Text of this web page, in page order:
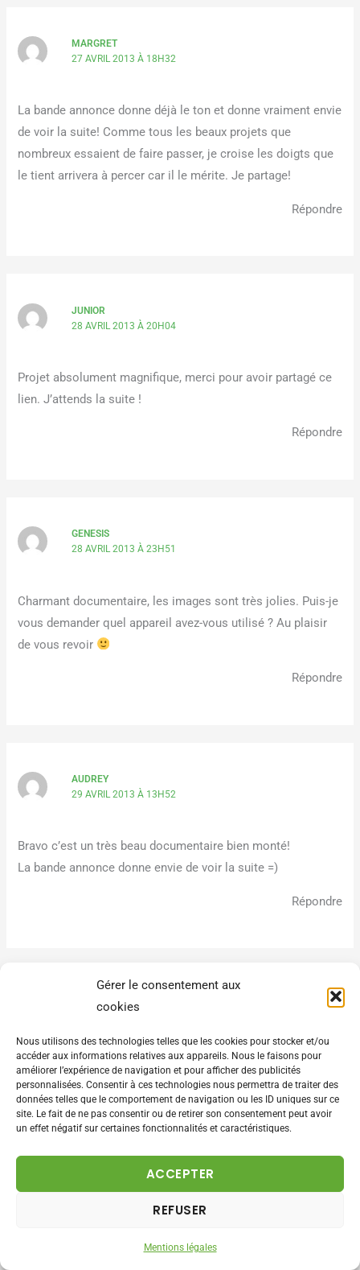
Gérer le consentement aux
cookies
Nous utilisons des technologies telles que les cookies pour stocker et/ou
accéder aux informations relatives aux appareils. Nous le faisons pour
améliorer l’expérience de navigation et pour afficher des publicités
personnalisées. Consentir à ces technologies nous permettra de traiter des
données telles que le comportement de navigation ou les ID uniques sur ce
site. Le fait de ne pas consentir ou de retirer son consentement peut avoir
un effet négatif sur certaines fonctionnalités et caractéristiques.
ACCEPTER
REFUSER
Mentions légales
MARGRET
27 AVRIL 2013 À 18H32
La bande annonce donne déjà le ton et donne vraiment envie
de voir la suite! Comme tous les beaux projets que
nombreux essaient de faire passer, je croise les doigts que
le tient arrivera à percer car il le mérite. Je partage!
Répondre
JUNIOR
28 AVRIL 2013 À 20H04
Projet absolument magnifique, merci pour avoir partagé ce
lien. J’attends la suite !
Répondre
GENESIS
28 AVRIL 2013 À 23H51
Charmant documentaire, les images sont très jolies. Puis-je
vous demander quel appareil avez-vous utilisé ? Au plaisir
de vous revoir
Répondre
AUDREY
29 AVRIL 2013 À 13H52
Bravo c’est un très beau documentaire bien monté!
La bande annonce donne envie de voir la suite =)
Répondre
Félicitations ! Très belles images, c’est à couper le souffle!
Je sais déjà quoi offrir à mon amie pour son anniversaire
8 MAI 2013 À 20H11